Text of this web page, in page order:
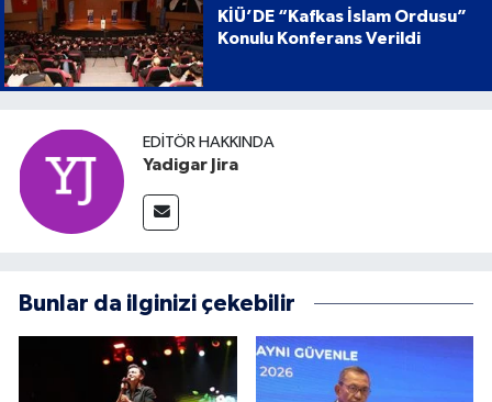
KİÜ’DE “Kafkas İslam Ordusu”
Konulu Konferans Verildi
EDITÖR HAKKINDA
Yadigar Jira
Bunlar da ilginizi çekebilir